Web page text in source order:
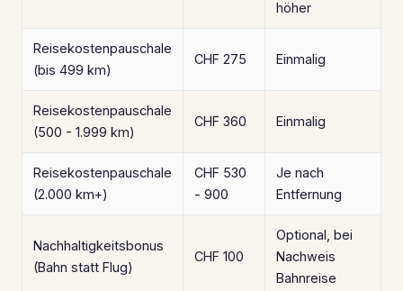
höher
Reisekostenpauschale
(bis 499 km)
CHF 275 Einmalig
Reisekostenpauschale
(500 - 1.999 km)
CHF 360 Einmalig
Reisekostenpauschale
(2.000 km+)
CHF 530
- 900
Je nach
Entfernung
Nachhaltigkeitsbonus
(Bahn statt Flug)
CHF 100
Optional, bei
Nachweis
Bahnreise